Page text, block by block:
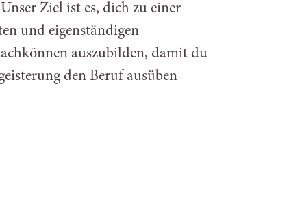
Ziel ist es, dich zu einer
und eigenständigen
auszubilden, damit du
den Beruf ausüben